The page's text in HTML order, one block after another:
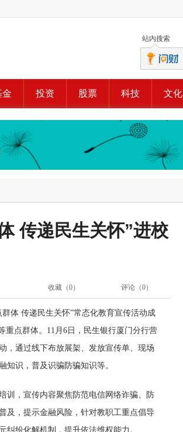
站内搜索
金 投资 股票 科技 文化
传递民生关怀”进校
评论（0）
收藏（0）
体 传递民生关怀”常态化教育宣传活动成
重点群体。11月6日，民生银行厦门分行营
，通过线下布放展架、发放宣传单、现场
知识，普及识骗防骗知识等。
训，宣传内容聚焦防范电信网络诈骗、防
及，提示金融风险，针对教职工重点倡导
纷化解机制，提升依法维权能力。